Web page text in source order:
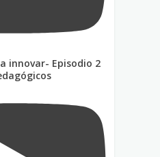
innovar- Episodio 2